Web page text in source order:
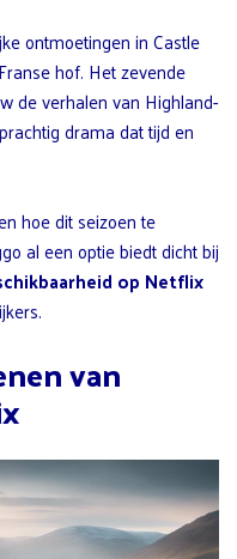
ontmoetingen in Castle
hof. Het zevende
de verhalen van Highland-
drama dat tijd en
hoe dit seizoen te
al een optie biedt dicht bij
op Netflix
van